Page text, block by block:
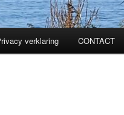
verklaring CONTACT